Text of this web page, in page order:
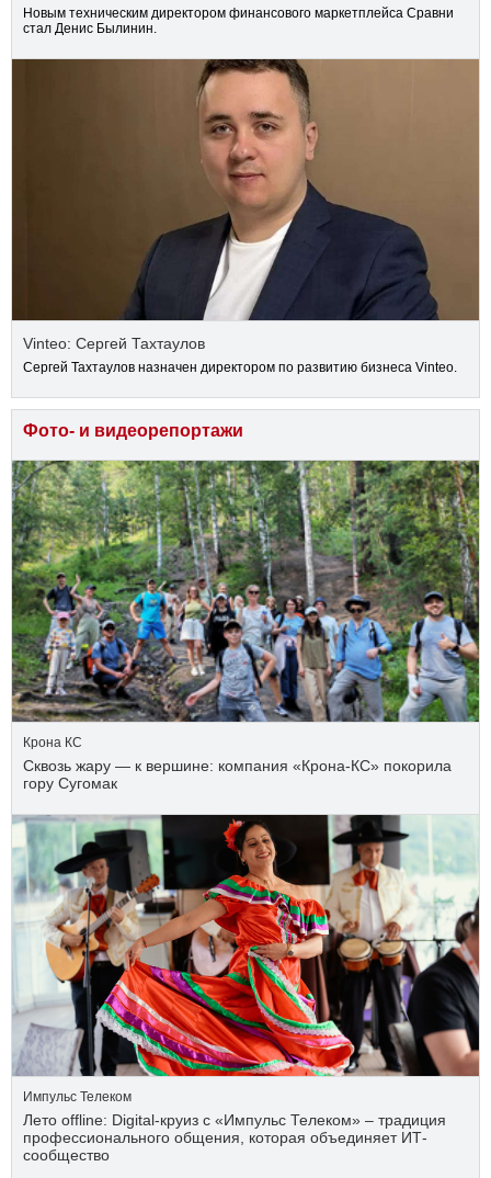
Новым техническим директором финансового маркетплейса Сравни
стал Денис Былинин.
Vinteo: Сергей Тахтаулов
Сергей Тахтаулов назначен директором по развитию бизнеса Vinteo.
Фото- и видеорепортажи
Крона КС
Сквозь жару — к вершине: компания «Крона‑КС» покорила
гору Сугомак
Импульс Телеком
Лето offline: Digital-круиз с «Импульс Телеком» – традиция
профессионального общения, которая объединяет ИТ-
сообщество